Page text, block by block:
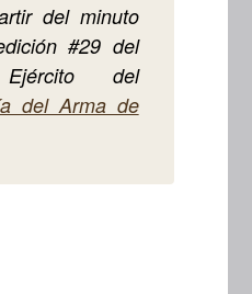
del minuto
#29 del
Ejército del
del Arma de